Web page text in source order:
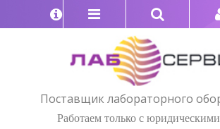
Поставщик лабораторного
Работаем только с